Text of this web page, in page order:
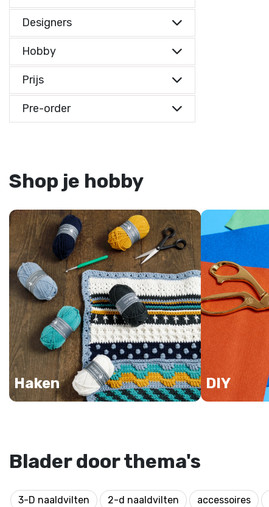
Designers
Hobby
Prijs
Prijs indicatie
Pre-order
Shop je hobby
Haken DIY
Blader door thema's
3-D naaldvilten 2-d naaldvilten accessoires